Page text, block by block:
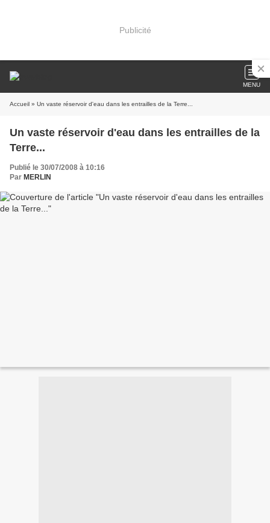
Publicité
MENU
Accueil » Un vaste réservoir d'eau dans les entrailles de la Terre...
Un vaste réservoir d'eau dans les entrailles de la
Terre...
Publié le 30/07/2008 à 10:16
Par MERLIN